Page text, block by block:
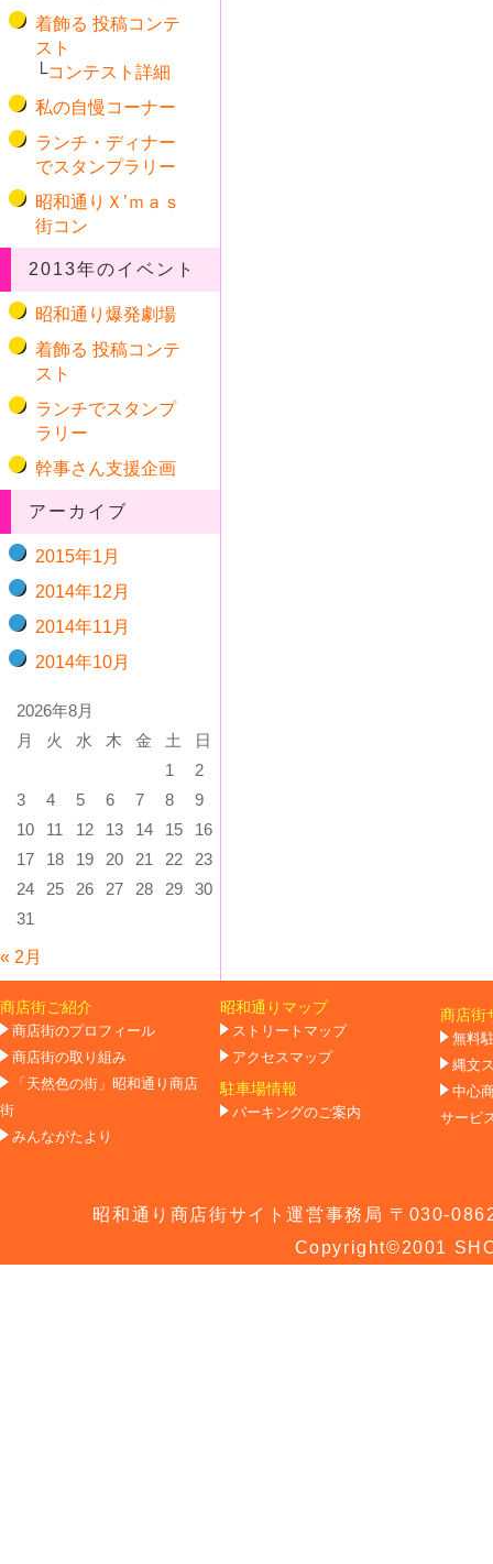
着飾る 投稿コンテ
スト
└コンテスト詳細
私の自慢コーナー
ランチ・ディナー
でスタンプラリー
昭和通りＸ’ｍａｓ
街コン
2013年のイベント
昭和通り爆発劇場
着飾る 投稿コンテ
スト
ランチでスタンプ
ラリー
幹事さん支援企画
アーカイブ
2015年1月
2014年12月
2014年11月
2014年10月
2026年8月
月
火 水 木 金 土
日
1
2
3
4 5 6 7 8
9
10
11 12 13 14 15
16
17
18 19 20 21 22
23
24
25 26 27 28 29
30
31
« 2月
商店街ご紹介
商店街のプロフィール
商店街の取り組み
「天然色の街」昭和通り商店
街
みんながたより
昭和通りマップ
ストリートマップ
アクセスマップ
駐車場情報
パーキングのご案内
商店街
無料
縄文
中心
サービ
昭和通り商店街サイト運営事務局 〒030-
Copyright©2001